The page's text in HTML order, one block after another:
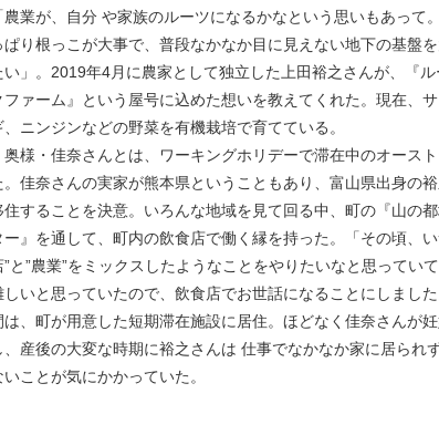
農業が、自分 や家族のルーツになるかなという思いもあって
ぱり根っこが大事で、普段なかなか目に見えない地下の基盤
い」。2019年4月に農家として独立した上田裕之さんが、『
ファーム』という屋号に込めた想いを教えてくれた。現在、
、ニンジンなどの野菜を有機栽培で育てている。
様・佳奈さんとは、ワーキングホリデーで滞在中のオース
。佳奈さんの実家が熊本県ということもあり、富山県出身の
住することを決意。いろんな地域を見て回る中、町の『山の
ー』を通して、町内の飲食店で働く縁を持った。「その頃、い
”と”農業”をミックスしたようなことをやりたいなと思ってい
しいと思っていたので、飲食店でお世話になることにしまし
は、町が用意した短期滞在施設に居住。ほどなく佳奈さんが
、産後の大変な時期に裕之さんは 仕事でなかなか家に居られ
いことが気にかかっていた。